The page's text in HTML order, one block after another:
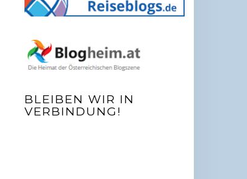
BLEIBEN WIR IN
VERBINDUNG!